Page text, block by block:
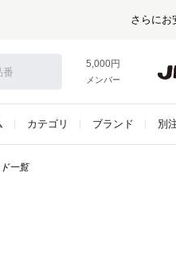
さらにお
5,000円以上お買い
メンバー登録でお得
カテゴリ ブランド 別
一覧